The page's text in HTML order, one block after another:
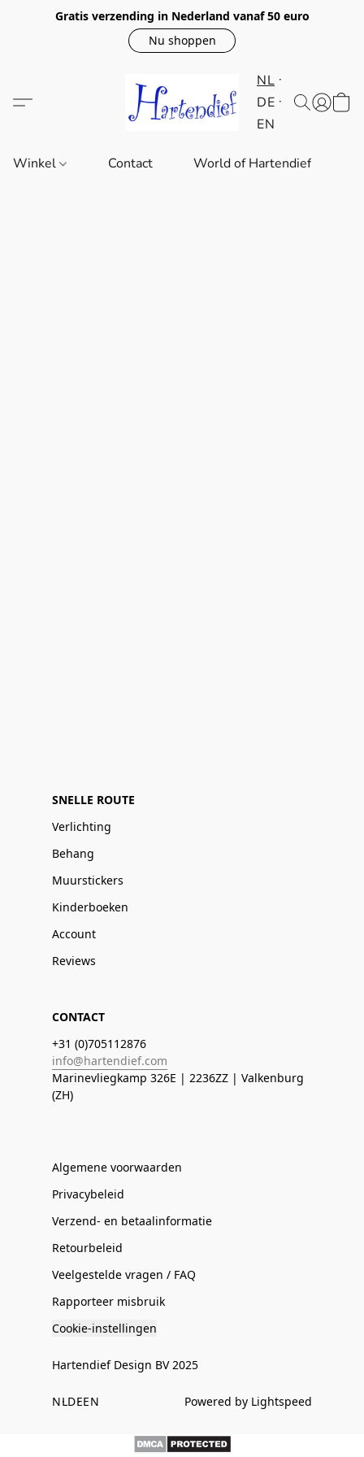
Gratis verzending in Nederland vanaf 50 euro
Nu shoppen
NL
DE
EN
Winkel Contact World of Hartendief
SNELLE ROUTE
Verlichting
Behang
Muurstickers
Kinderboeken
Account
Reviews
CONTACT
+31 (0)705112876
info@hartendief.com
Marinevliegkamp 326E | 2236ZZ | Valkenburg
(ZH)
Algemene voorwaarden
Privacybeleid
Verzend- en betaalinformatie
Retourbeleid
Veelgestelde vragen / FAQ
Rapporteer misbruik
Cookie-instellingen
Hartendief Design BV 2025
NLDEEN Powered by Lightspeed